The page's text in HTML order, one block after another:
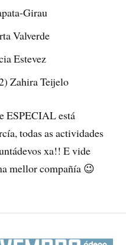
Girau
Valverde
Estevez
Zahira Teijelo
ESPECIAL está
todas as actividades
xa!! E vide
mellor compañía 😉